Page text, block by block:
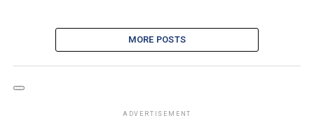
MORE POSTS
ADVERTISEMENT